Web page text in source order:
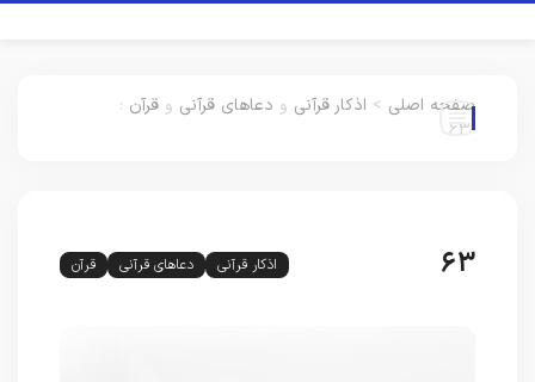
صفحه اصلی > اذکار قرآنی و دعاهای قرآنی و قرآن :
63
63 اذکار قرآنی دعاهای قرآنی قرآن